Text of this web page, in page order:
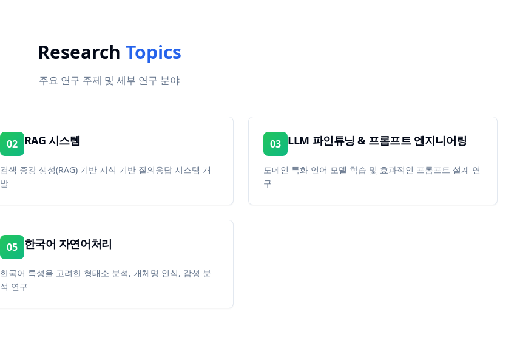
Research Topics
주요 연구 주제 및 세부 연구 분야
02 RAG 시스템
검색 증강 생성(RAG) 기반 지식 기반 질의응답 시스템 개
발
03 LLM 파인튜닝 & 프롬프트 엔지니어링
도메인 특화 언어 모델 학습 및 효과적인 프롬프트 설계 연
구
05 한국어 자연어처리
한국어 특성을 고려한 형태소 분석, 개체명 인식, 감성 분
석 연구